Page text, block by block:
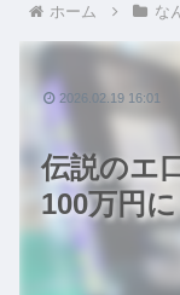
ホーム な
伝説のエ
100万円
2026.02.19 16:01